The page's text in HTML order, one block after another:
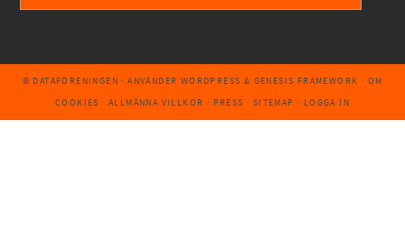
© DATAFÖRENINGEN · ANVÄNDER WORDPRESS & GENESIS FRAMEWORK · OM
COOKIES · ALLMÄNNA VILLKOR · PRESS · SITEMAP · LOGGA IN